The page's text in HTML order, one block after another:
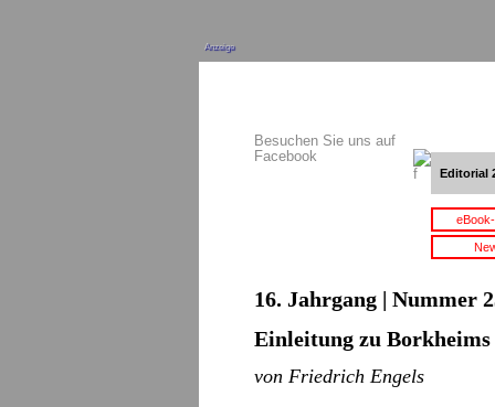
Anzeige
Besuchen Sie uns auf
Facebook
Editorial
16. Jahrgang | Nummer
Einleitung zu
von Friedrich Engels